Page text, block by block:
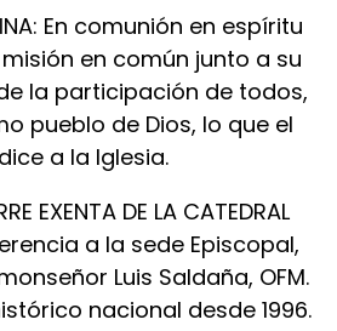
En comunión en espíritu
en común junto a su
la participación de todos,
pueblo de Dios, lo que el
a la Iglesia.
EXENTA DE LA CATEDRAL
a la sede Episcopal,
Luis Saldaña, OFM.
nacional desde 1996.